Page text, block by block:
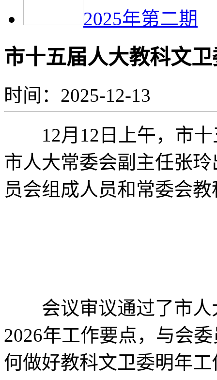
2025年第二期
市十五届人大教科文
时间：2025-12-13
12月12日上午，市十
市人大常委会副主任张
员会组成人员和常委会
会议审议通过了市人
2026年工作要点，与会
何做好教科文卫委明年